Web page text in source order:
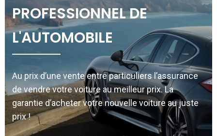
PROFESSIONNEL DE
L'AUTOMOBILE
Au prix d’une vente entre particuliers l’assurance
de vendre votre voiture au meilleur prix. La
garantie d’acheter votre nouvelle voiture au juste
prix !